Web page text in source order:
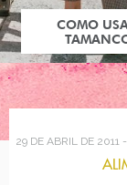
COMO
29 DE ABRIL DE 2011